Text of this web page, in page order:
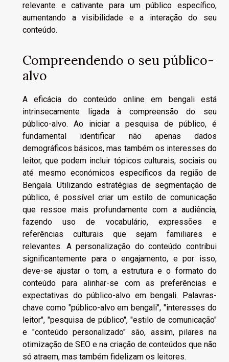
relevante e cativante para um público específico,
aumentando a visibilidade e a interação do seu
conteúdo.
Compreendendo o seu público-
alvo
A eficácia do conteúdo online em bengali está
intrinsecamente ligada à compreensão do seu
público-alvo. Ao iniciar a pesquisa de público, é
fundamental identificar não apenas dados
demográficos básicos, mas também os interesses do
leitor, que podem incluir tópicos culturais, sociais ou
até mesmo económicos específicos da região de
Bengala. Utilizando estratégias de segmentação de
público, é possível criar um estilo de comunicação
que ressoe mais profundamente com a audiência,
fazendo uso de vocabulário, expressões e
referências culturais que sejam familiares e
relevantes. A personalização do conteúdo contribui
significantemente para o engajamento, e por isso,
deve-se ajustar o tom, a estrutura e o formato do
conteúdo para alinhar-se com as preferências e
expectativas do público-alvo em bengali. Palavras-
chave como "público-alvo em bengali", "interesses do
leitor", "pesquisa de público", "estilo de comunicação"
e "conteúdo personalizado" são, assim, pilares na
otimização de SEO e na criação de conteúdos que não
só atraem, mas também fidelizam os leitores.